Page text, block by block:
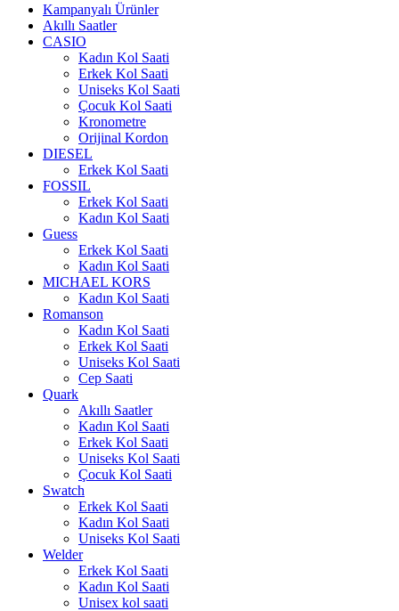
Kampanyalı Ürünler
Akıllı Saatler
CASIO
Kadın Kol Saati
Erkek Kol Saati
Uniseks Kol Saati
Çocuk Kol Saati
Kronometre
Orijinal Kordon
DIESEL
Erkek Kol Saati
FOSSIL
Erkek Kol Saati
Kadın Kol Saati
Guess
Erkek Kol Saati
Kadın Kol Saati
MICHAEL KORS
Kadın Kol Saati
Romanson
Kadın Kol Saati
Erkek Kol Saati
Uniseks Kol Saati
Cep Saati
Quark
Akıllı Saatler
Kadın Kol Saati
Erkek Kol Saati
Uniseks Kol Saati
Çocuk Kol Saati
Swatch
Erkek Kol Saati
Kadın Kol Saati
Uniseks Kol Saati
Welder
Erkek Kol Saati
Kadın Kol Saati
Unisex kol saati